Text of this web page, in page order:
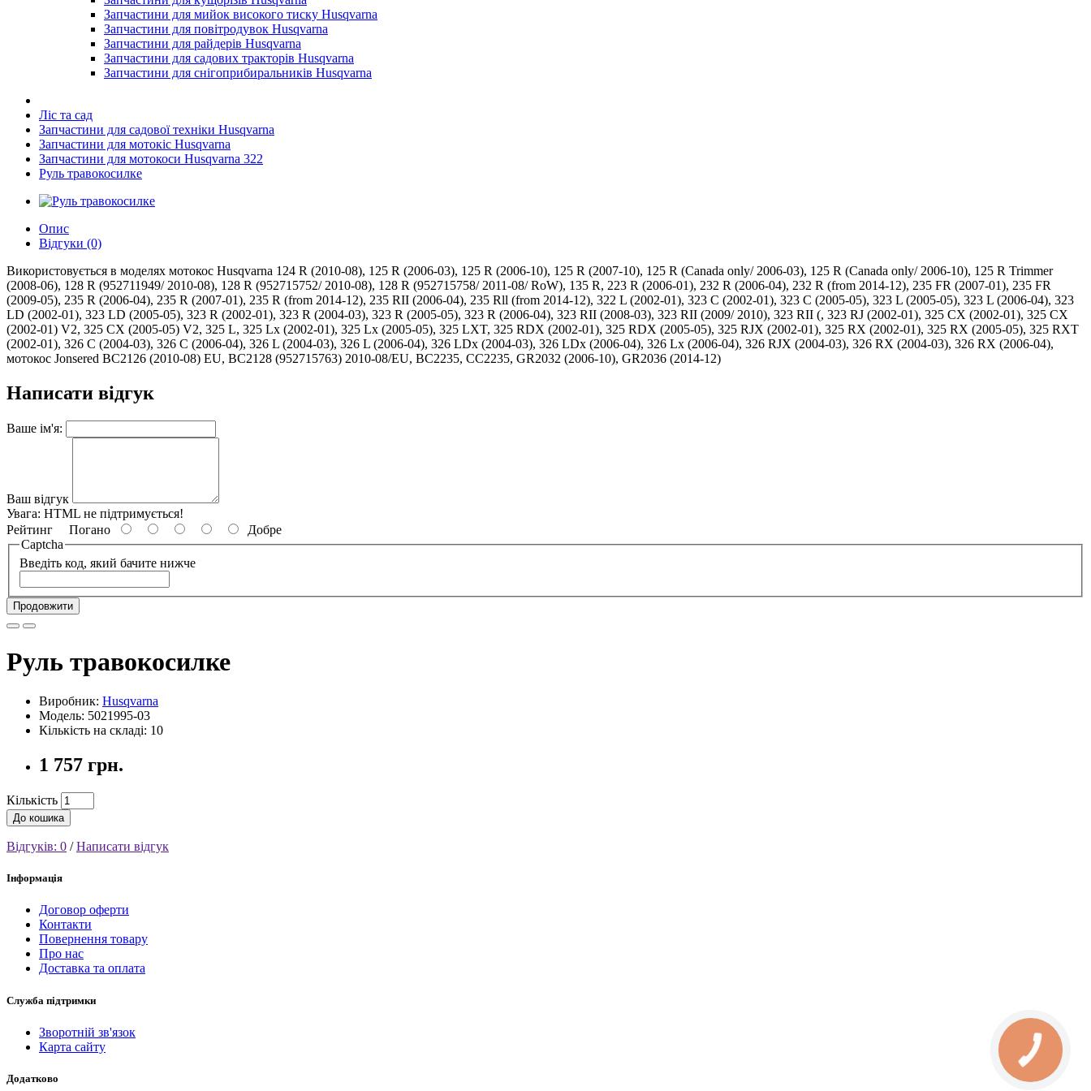
Запчастини для мийок високого тиску Husqvarna
Запчастини для повітродувок Husqvarna
Запчастини для райдерів Husqvarna
Запчастини для садових тракторів Husqvarna
Запчастини для снігоприбиральників Husqvarna
Ліс та сад
Запчастини для садової техніки Husqvarna
Запчастини для мотокіс Husqvarna
Запчастини для мотокоси Husqvarna 322
Руль травокосилке
Опис
Відгуки (0)
Використовується в моделях мотокос Husqvarna 124 R (2010-08), 125 R (2006-03), 125 R (2006-10), 125 R (2007-10), 125 R (Canada only/ 2006-03), 125 R (Canada only/ 2006-10), 125 R Trimmer
(2008-06), 128 R (952711949/ 2010-08), 128 R (952715752/ 2010-08), 128 R (952715758/ 2011-08/ RoW), 135 R, 223 R (2006-01), 232 R (2006-04), 232 R (from 2014-12), 235 FR (2007-01), 235 FR
(2009-05), 235 R (2006-04), 235 R (2007-01), 235 R (from 2014-12), 235 RII (2006-04), 235 Rll (from 2014-12), 322 L (2002-01), 323 C (2002-01), 323 C (2005-05), 323 L (2005-05), 323 L (2006-04), 323
LD (2002-01), 323 LD (2005-05), 323 R (2002-01), 323 R (2004-03), 323 R (2005-05), 323 R (2006-04), 323 RII (2008-03), 323 RII (2009/ 2010), 323 RII (, 323 RJ (2002-01), 325 CX (2002-01), 325 CX
(2002-01) V2, 325 CX (2005-05) V2, 325 L, 325 Lx (2002-01), 325 Lx (2005-05), 325 LXT, 325 RDX (2002-01), 325 RDX (2005-05), 325 RJX (2002-01), 325 RX (2002-01), 325 RX (2005-05), 325 RXT
(2002-01), 326 C (2004-03), 326 C (2006-04), 326 L (2004-03), 326 L (2006-04), 326 LDx (2004-03), 326 LDx (2006-04), 326 Lx (2006-04), 326 RJX (2004-03), 326 RX (2004-03), 326 RX (2006-04),
мотокос Jonsered BC2126 (2010-08) EU, BC2128 (952715763) 2010-08/EU, BC2235, CC2235, GR2032 (2006-10), GR2036 (2014-12)
Написати відгук
Ваше ім'я:
Ваш відгук
Увага: HTML не підтримується!
Рейтинг Погано
Добре
Captcha
Введіть код, який бачите нижче
Продовжити
Руль травокосилке
Виробник: Husqvarna
Модель: 5021995-03
Кількість на складі: 10
1 757 грн.
Кількість
До кошика
Відгуків: 0 /Написати відгук
Інформація
Договор оферти
Контакти
Повернення товару
Про нас
Доставка та оплата
Служба підтримки
Зворотній зв'язок
Карта сайту
Додатково